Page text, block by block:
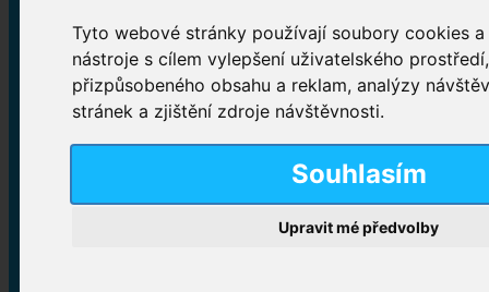
Tyto webové stránky používají soubory cookies
nástroje s cílem vylepšení uživatelského
přizpůsobeného obsahu a reklam, analýzy
stránek a zjištění zdroje návštěvnosti.
Souhlasím
Upravit mé předvolby
Inkontinenční kalhotky
Plenkové kalhotky navlékací,Plenkové kalhotky
zalepovací,Inkontinenční kalhotky dámské
Inkontinenční vložky